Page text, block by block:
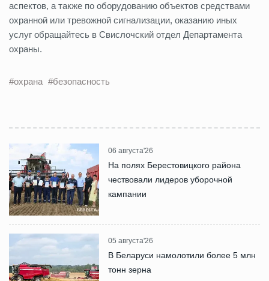
аспектов, а также по оборудованию объектов средствами
охранной или тревожной сигнализации, оказанию иных
услуг обращайтесь в Свислочский отдел Департамента
охраны.
#охрана #безопасность
06 августа'26
На полях Берестовицкого района
чествовали лидеров уборочной
кампании
05 августа'26
В Беларуси намолотили более 5 млн
тонн зерна